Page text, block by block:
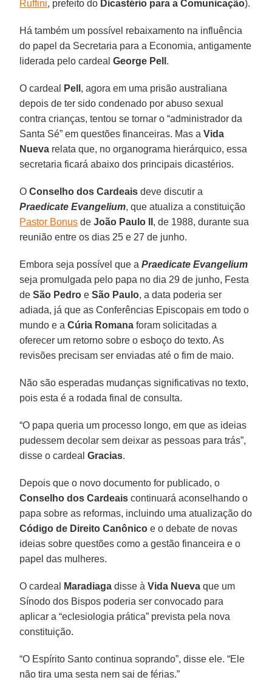
Ruffini, prefeito do Dicastério para a Comunicação).
Há também um possível rebaixamento na influência
do papel da Secretaria para a Economia, antigamente
liderada pelo cardealGeorge Pell .
O cardeal Pell , agora em uma prisão australiana
depois de ter sido condenado por abuso sexual
contra crianças, tentou se tornar o “administrador da
Santa Sé” em questões financeiras. Mas aVida
Nueva relata que, no organograma hierárquico, essa
secretaria ficará abaixo dos principais dicastérios.
OConselho dos Cardeais deve discutir a
Praedicate Evangelium, que atualiza a constituição
Pastor Bonus deJoão Paulo II , de 1988, durante sua
reunião entre os dias 25 e 27 de junho.
Embora seja possível que aPraedicate Evangelium
seja promulgada pelo papa no dia 29 de junho, Festa
deSão Pedro eSão Paulo, a data poderia ser
adiada, já que as Conferências Episcopais em todo o
mundo e aCúria Romana foram solicitadas a
oferecer um retorno sobre o esboço do texto. As
revisões precisam ser enviadas até o fim de maio.
Não são esperadas mudanças significativas no texto,
pois esta é a rodada final de consulta.
“O papa queria um processo longo, em que as ideias
pudessem decolar sem deixar as pessoas para trás”,
disse o cardealGracias.
Depois que o novo documento for publicado, o
Conselho dos Cardeais continuará aconselhando o
papa sobre as reformas, incluindo uma atualização do
Código de Direito Canônico e o debate de novas
ideias sobre questões como a gestão financeira e o
papel das mulheres.
O cardeal Maradiaga disse àVida Nueva que um
Sínodo dos Bispos poderia ser convocado para
aplicar a “eclesiologia prática” prevista pela nova
constituição.
“O Espírito Santo continua soprando”, disse ele. “Ele
não tira uma sesta nem sai de férias.”